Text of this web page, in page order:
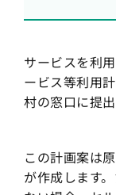
サービスを利
ービス等利用
村の窓口に提出
この計画案は
が作成します